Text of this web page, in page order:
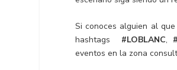
Si conoces alguien al
hashtags #LOBLANC,
eventos en la zona